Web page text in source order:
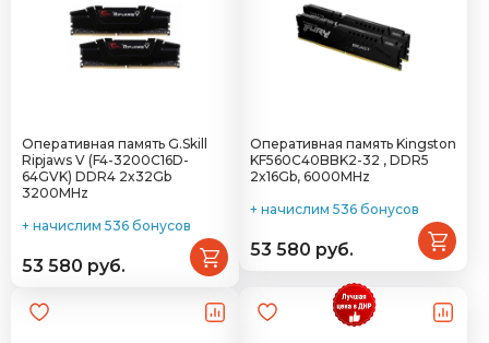
Оперативная память G.Skill
Ripjaws V (F4-3200C16D-
64GVK) DDR4 2x32Gb
3200MHz
+ начислим 536 бонусов
53 580 руб.
Оперативная память Kingston
KF560C40BBK2-32 , DDR5
2x16Gb, 6000MHz
+ начислим 536 бонусов
53 580 руб.